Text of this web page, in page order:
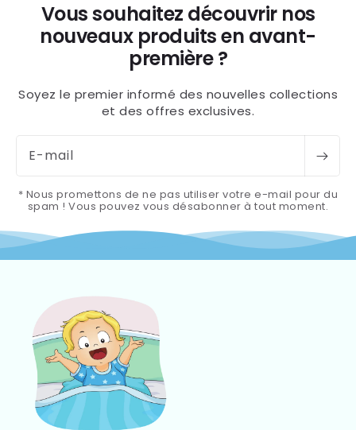
Vous souhaitez découvrir nos
nouveaux produits en avant-
première ?
Soyez le premier informé des nouvelles collections
et des offres exclusives.
E-mail
* Nous promettons de ne pas utiliser votre e-mail pour du
spam ! Vous pouvez vous désabonner à tout moment.